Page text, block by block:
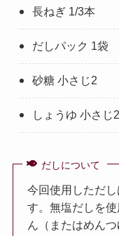
長ねぎ 1/3本
だしパック 1袋
砂糖 小さじ2
しょうゆ 小さじ2
だしについて
今回使用しただ
す。無塩だしを
ん（またはめん